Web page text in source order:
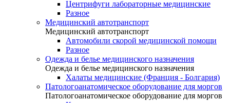
Центрифуги лабораторные медицинские
Разное
Медицинский автотранспорт
Медицинский автотранспорт
Автомобили скорой медицинской помощи
Разное
Одежда и белье медицинского назначения
Одежда и белье медицинского назначения
Халаты медицинские (Франция - Болгария)
Патологоанатомическое оборудование для моргов
Патологоанатомическое оборудование для моргов